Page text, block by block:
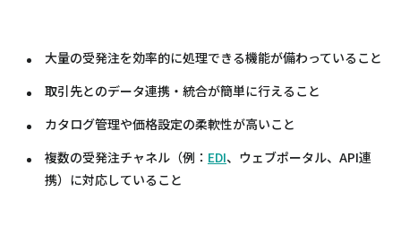
大量の受発注を効率的に処理できる機能が備わっていること
取引先とのデータ連携・統合が簡単に行えること
カタログ管理や価格設定の柔軟性が高いこと
複数の受発注チャネル（例： EDI、ウェブポータル、API連
携）に対応していること